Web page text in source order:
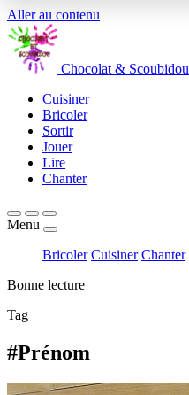
Aller au contenu
Chocolat & Scoubidou
Cuisiner
Bricoler
Sortir
Jouer
Lire
Chanter
Menu
Bricoler Cuisiner Chanter
Bonne lecture
Tag
#Prénom